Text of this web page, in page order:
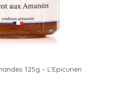
125g – L’Epicurien